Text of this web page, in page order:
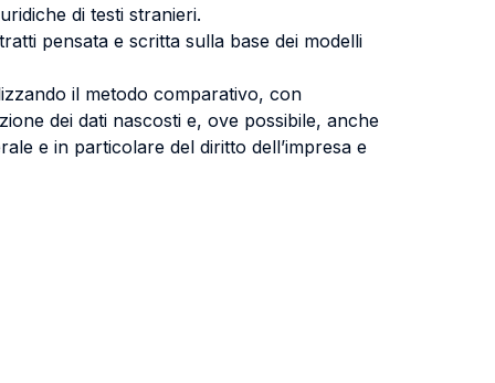
di testi stranieri.
pensata e scritta sulla base dei modelli
il metodo comparativo, con
dei dati nascosti e, ove possibile, anche
e in particolare del diritto dell’impresa e